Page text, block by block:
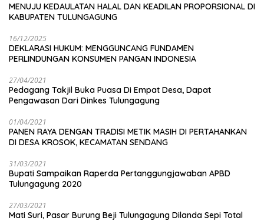
MENUJU KEDAULATAN HALAL DAN KEADILAN PROPORSIONAL DI
KABUPATEN TULUNGAGUNG
16/12/2025
DEKLARASI HUKUM: MENGGUNCANG FUNDAMEN
PERLINDUNGAN KONSUMEN PANGAN INDONESIA
27/04/2021
Pedagang Takjil Buka Puasa Di Empat Desa, Dapat
Pengawasan Dari Dinkes Tulungagung
01/04/2021
PANEN RAYA DENGAN TRADISI METIK MASIH DI PERTAHANKAN
DI DESA KROSOK, KECAMATAN SENDANG
31/03/2021
Bupati Sampaikan Raperda Pertanggungjawaban APBD
Tulungagung 2020
27/03/2021
Mati Suri, Pasar Burung Beji Tulungagung Dilanda Sepi Total